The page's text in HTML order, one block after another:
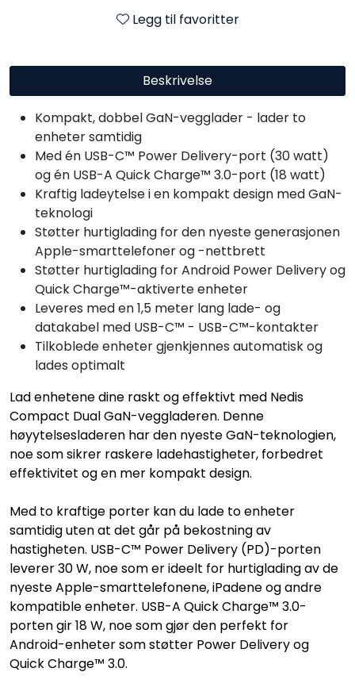
Legg til favoritter
Beskrivelse
Kompakt, dobbel GaN-vegglader - lader to
enheter samtidig
Med én USB-C™ Power Delivery-port (30 watt)
og én USB-A Quick Charge™ 3.0-port (18 watt)
Kraftig ladeytelse i en kompakt design med GaN-
teknologi
Støtter hurtiglading for den nyeste generasjonen
Apple-smarttelefoner og -nettbrett
Støtter hurtiglading for Android Power Delivery og
Quick Charge™-aktiverte enheter
Leveres med en 1,5 meter lang lade- og
datakabel med USB-C™ - USB-C™-kontakter
Tilkoblede enheter gjenkjennes automatisk og
lades optimalt
Lad enhetene dine raskt og effektivt med Nedis
Compact Dual GaN-veggladeren. Denne
høyytelsesladeren har den nyeste GaN-teknologien,
noe som sikrer raskere ladehastigheter, forbedret
effektivitet og en mer kompakt design.
Med to kraftige porter kan du lade to enheter
samtidig uten at det går på bekostning av
hastigheten. USB-C™ Power Delivery (PD)-porten
leverer 30 W, noe som er ideelt for hurtiglading av de
nyeste Apple-smarttelefonene, iPadene og andre
kompatible enheter. USB-A Quick Charge™ 3.0-
porten gir 18 W, noe som gjør den perfekt for
Android-enheter som støtter Power Delivery og
Quick Charge™ 3.0.